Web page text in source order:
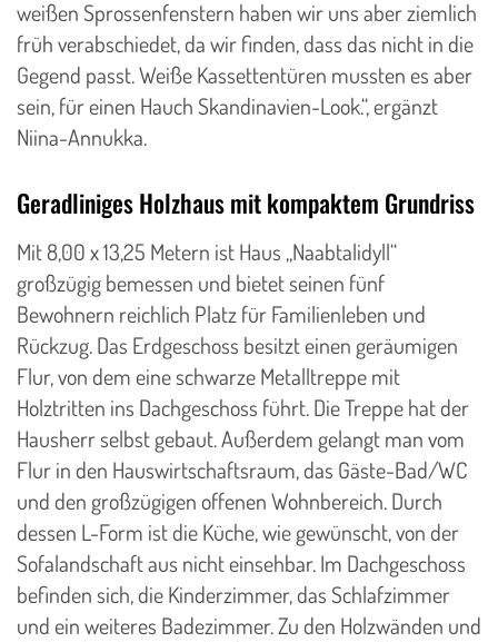
weißen Sprossenfenstern haben wir uns aber ziemlich
früh verabschiedet, da wir finden, dass das nicht in die
Gegend passt. Weiße Kassettentüren mussten es aber
sein, für einen Hauch Skandinavien-Look.“, ergänzt
Niina-Annukka.
Geradliniges Holzhaus mit kompaktem Grundriss
Mit 8,00 x 13,25 Metern ist Haus „Naabtalidyll“
großzügig bemessen und bietet seinen fünf
Bewohnern reichlich Platz für Familienleben und
Rückzug. Das Erdgeschoss besitzt einen geräumigen
Flur, von dem eine schwarze Metalltreppe mit
Holztritten ins Dachgeschoss führt. Die Treppe hat der
Hausherr selbst gebaut. Außerdem gelangt man vom
Flur in den Hauswirtschaftsraum, das Gäste-Bad/WC
und den großzügigen offenen Wohnbereich. Durch
dessen L-Form ist die Küche, wie gewünscht, von der
Sofalandschaft aus nicht einsehbar. Im Dachgeschoss
befinden sich, die Kinderzimmer, das Schlafzimmer
und ein weiteres Badezimmer. Zu den Holzwänden und